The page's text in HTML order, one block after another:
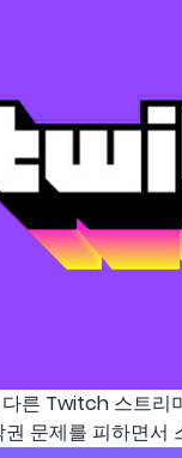
다른 Twitch 스트
문제를 피하면